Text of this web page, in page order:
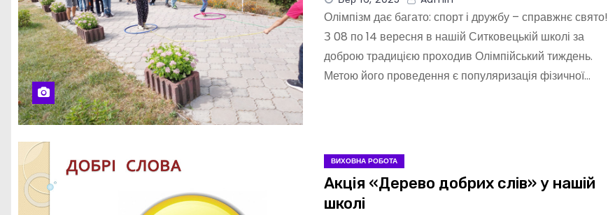
Олімпізм дає багато: спорт і дружбу – справжнє свято!
З 08 по 14 вересня в нашій Ситковецькій школі за
доброю традицією проходив Олімпійський тиждень.
Метою його проведення є популяризація фізичної…
ВИХОВНА РОБОТА
Акція «Дерево добрих слів» у нашій
школі